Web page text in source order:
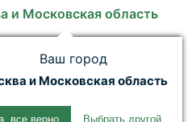
и Московская область
Ваш город
и Московская область
все верно Выбрать другой